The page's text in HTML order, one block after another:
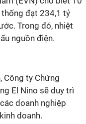
đạt 234,1 tỷ
Trong đó, nhiệt
nguồn điện.
Công ty Chứng
El Nino sẽ duy trì
doanh nghiệp
doanh.